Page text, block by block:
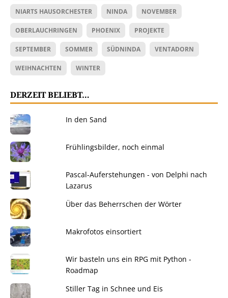
NIARTS HAUSORCHESTER NINDA NOVEMBER
OBERLAUCHRINGEN PHOENIX PROJEKTE
SEPTEMBER SOMMER SÜDNINDA VENTADORN
WEIHNACHTEN WINTER
DERZEIT BELIEBT…
In den Sand
Frühlingsbilder, noch einmal
Pascal-Auferstehungen - von Delphi nach
Lazarus
Über das Beherrschen der Wörter
Makrofotos einsortiert
Wir basteln uns ein RPG mit Python -
Roadmap
Stiller Tag in Schnee und Eis